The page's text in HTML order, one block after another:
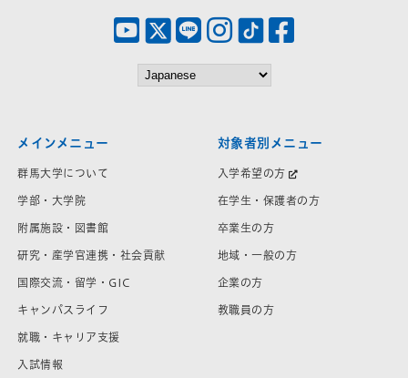
メインメニュー
群馬大学について
学部・大学院
附属施設・図書館
研究・産学官連携・社会貢献
国際交流・留学・GIC
キャンパスライフ
就職・キャリア支援
入試情報
対象者別メニュー
入学希望の方
在学生・保護者の方
卒業生の方
地域・一般の方
企業の方
教職員の方